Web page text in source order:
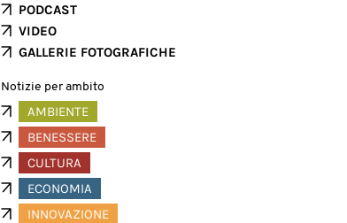
PODCAST
VIDEO
GALLERIE FOTOGRAFICHE
Notizie per ambito
AMBIENTE
BENESSERE
CULTURA
ECONOMIA
INNOVAZIONE